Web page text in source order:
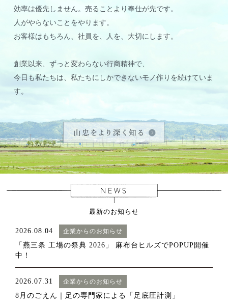
効率は優先しません。売ることより奉仕が先です。
人がやらないことをやります。
お客様はもちろん、社員を、人を、大切にします。
創業以来、ずっと変わらない行商精神で、
今日も私たちは、私たちにしかできないモノ作りを続けていま
す。
最新のお知らせ
2026.08.04 企業からのお知らせ
「燕三条 工場の祭典 2026」 麻布台ヒルズでPOPUP開催
中！
2026.07.31 企業からのお知らせ
8月のごえん｜足の専門家による「足底圧計測」